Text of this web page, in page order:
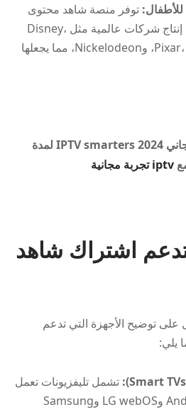
توفر منصة شاهد محتوى
مخصص للأطفال من إنتاج شركات عالمية مثل Disney،
Pixar، Cartoon Network، وNickelodeon، مما يجعلها
احصل على اشتراك مجاني IPTV smarters 2024 لمدة
iptv تجربة مجانية
تدعم اشتراك شاهد
توضيح الأجهزة التي تدعم
تشمل تليفزيونات تعمل
بأنظمة مثل Android TV وLG webOS وSamsung